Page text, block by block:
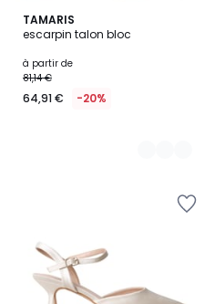
TAMARIS
escarpin talon bloc
à partir de
81,14 €
64,91 € -20%
2
Couleurs